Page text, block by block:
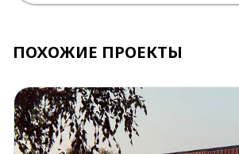
ПОХОЖИЕ ПРОЕКТЫ